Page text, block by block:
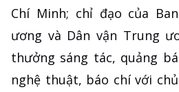
Chí Minh; chỉ đạo của
ương và Dân vận Trung
thưởng sáng tác, quảng
nghệ thuật, báo chí với